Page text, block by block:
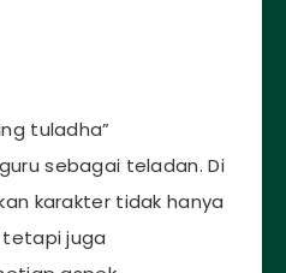
tuladha”
sebagai teladan. Di
karakter tidak hanya
juga